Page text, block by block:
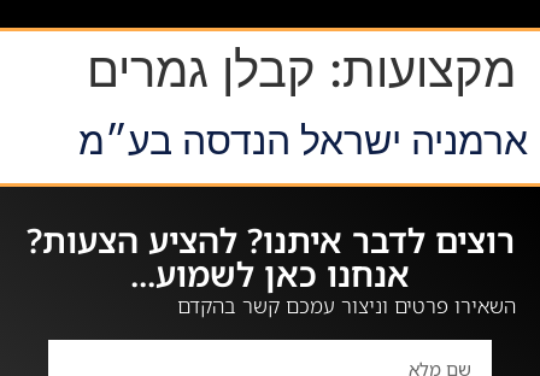
מקצועות: קבלן גמרים
ארמניה ישראל הנדסה בע״מ
רוצים לדבר איתנו? להציע הצעות?
אנחנו כאן לשמוע...
השאירו פרטים וניצור עמכם קשר בהקדם